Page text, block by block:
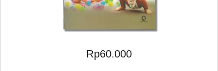
Rp60.000